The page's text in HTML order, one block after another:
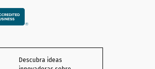
Descubra ideas